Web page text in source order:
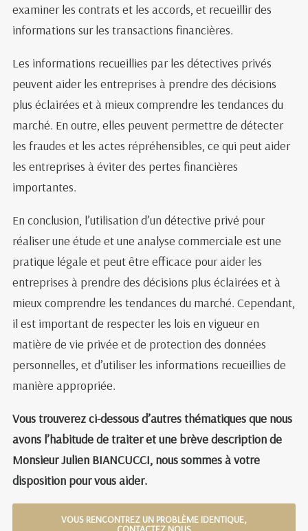
examiner les contrats et les accords, et recueillir des
informations sur les transactions financières.
Les informations recueillies par les détectives privés
peuvent aider les entreprises à prendre des décisions
plus éclairées et à mieux comprendre les tendances du
marché. En outre, elles peuvent permettre de détecter
les fraudes et les actes répréhensibles, ce qui peut aider
les entreprises à éviter des pertes financières
importantes.
En conclusion, l’utilisation d’un détective privé pour
réaliser une étude et une analyse commerciale est une
pratique légale et peut être efficace pour aider les
entreprises à prendre des décisions plus éclairées et à
mieux comprendre les tendances du marché. Cependant,
il est important de respecter les lois en vigueur en
matière de vie privée et de protection des données
personnelles, et d’utiliser les informations recueillies de
manière appropriée.
Vous trouverez ci-dessous d’autres thématiques que nous
avons l’habitude de traiter et une brève description de
Monsieur Julien BIANCUCCI, nous sommes à votre
disposition pour vous aider.
VOUS RENCONTREZ UN PROBLÈME IDENTIQUE,